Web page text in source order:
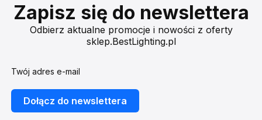
Zapisz się do newslettera
Odbierz aktualne promocje i nowości z oferty
sklep.BestLighting.pl
Twój adres e-mail
Dołącz do newslettera